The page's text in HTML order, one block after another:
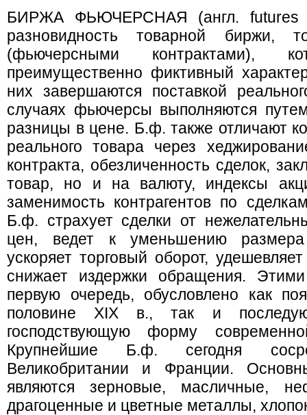
БИРЖА ФЬЮЧЕРСНАЯ (англ. futures
разновидность товарной биржи,
(фьючерсными контрактами),
преимущественно фиктивный
них завершаются поставкой
случаях фьючерсы выполняются
разницы в цене. Б.ф. также отличают
реального товара через
контракта, обезличенность сделок,
товар, но и на валюту, индексы
заменимость контрагентов по
Б.ф. страхует сделки от
цен, ведет к уменьшению размера
ускоряет торговый оборот,
снижает издержки обращения.
первую очередь, обусловлено как
половине XIX в., так и
господствующую форму
Крупнейшие Б.ф. сегодня
Великобритании и Франции.
являются зерновые, масличные,
драгоценные и цветные металлы,